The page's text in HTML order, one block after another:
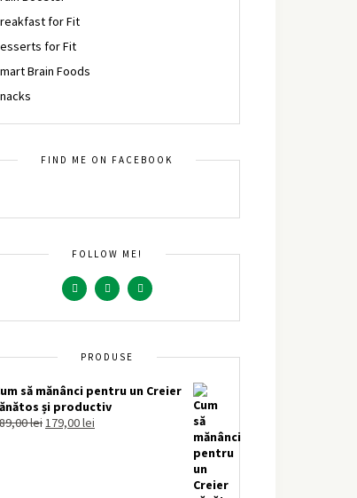
for Fit
for Fit
Brain Foods
FIND ME ON FACEBOOK
FOLLOW ME!
PRODUSE
să mănânci pentru un Creier
și productiv
lei179,00lei